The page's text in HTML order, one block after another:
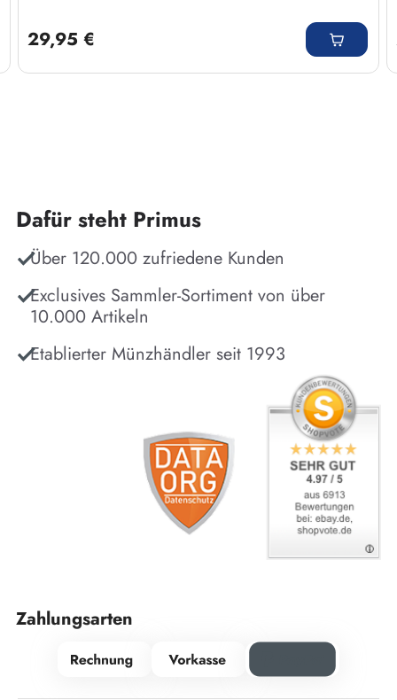
29,95 €
Dafür steht Primus
Über 120.000 zufriedene Kunden
Exclusives Sammler-Sortiment von über
10.000 Artikeln
Etablierter Münzhändler seit 1993
Zahlungsarten